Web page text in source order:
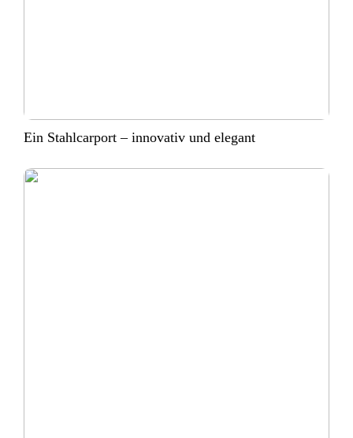
Ein Stahlcarport – innovativ und elegant